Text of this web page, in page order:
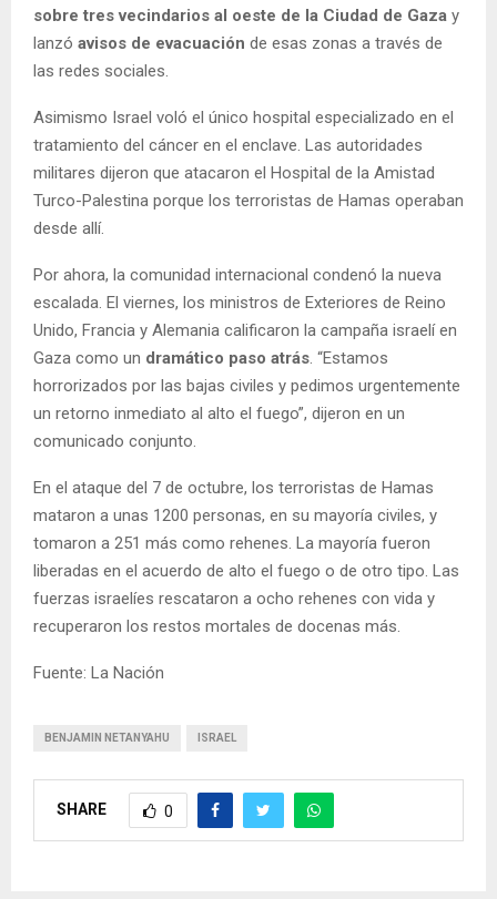
sobre tres vecindarios al oeste de la Ciudad de Gaza y
lanzó avisos de evacuación de esas zonas a través de
las redes sociales.
Asimismo Israel voló el único hospital especializado en el
tratamiento del cáncer en el enclave. Las autoridades
militares dijeron que atacaron el Hospital de la Amistad
Turco-Palestina porque los terroristas de Hamas operaban
desde allí.
Por ahora, la comunidad internacional condenó la nueva
escalada. El viernes, los ministros de Exteriores de Reino
Unido, Francia y Alemania calificaron la campaña israelí en
Gaza como un dramático paso atrás. “Estamos
horrorizados por las bajas civiles y pedimos urgentemente
un retorno inmediato al alto el fuego”, dijeron en un
comunicado conjunto.
En el ataque del 7 de octubre, los terroristas de Hamas
mataron a unas 1200 personas, en su mayoría civiles, y
tomaron a 251 más como rehenes. La mayoría fueron
liberadas en el acuerdo de alto el fuego o de otro tipo. Las
fuerzas israelíes rescataron a ocho rehenes con vida y
recuperaron los restos mortales de docenas más.
Fuente: La Nación
BENJAMIN NETANYAHU ISRAEL
SHARE 0